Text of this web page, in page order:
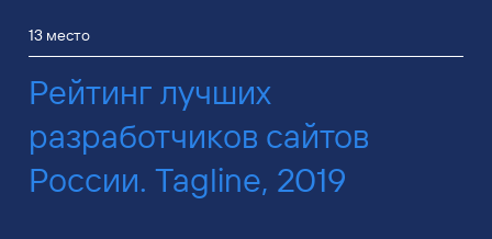
13 место
Рейтинг лучших
разработчиков сайтов
России. Tagline, 2019